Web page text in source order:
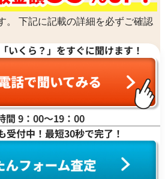
。 下記に記載の詳細を必ずご確認
「いくら？」をすぐに聞けます！
間 9：00〜19：00
受付中！最短30秒で完了！